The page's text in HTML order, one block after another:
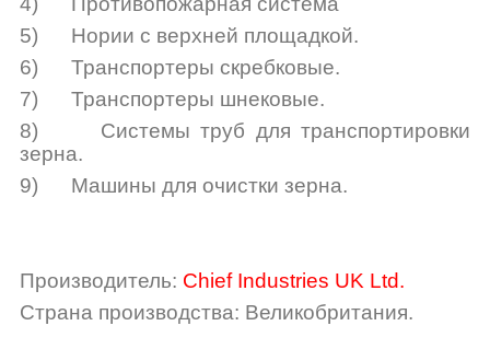
5)
Нории с верхней площадкой.
6)
Транспортеры скребковые.
7)
Транспортеры шнековые.
8)
Системы труб для транспортировки
зерна.
9)
Машины для очистки зерна.
Производитель: Chief Industries UK Ltd.
Страна производства: Великобритания.